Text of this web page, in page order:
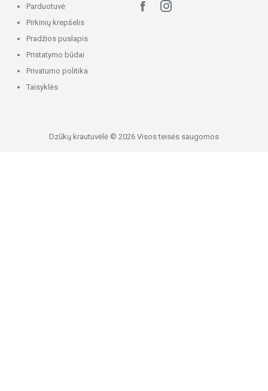
Parduotuvė
Pirkinių krepšelis
Pradžios puslapis
Pristatymo būdai
Privatumo politika
Taisyklės
Dzūkų krautuvėlė © 2026 Visos teisės saugomos